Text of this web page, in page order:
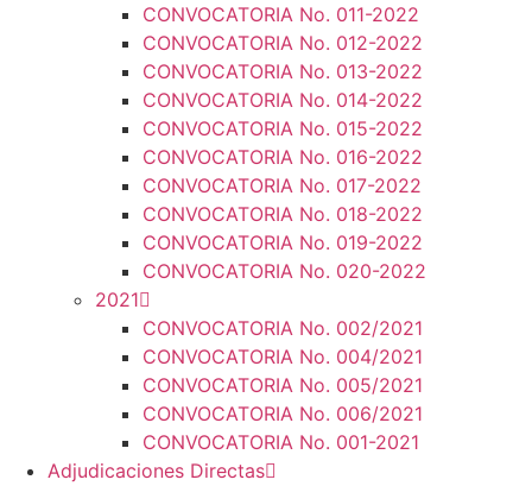
CONVOCATORIA No. 011-2022
CONVOCATORIA No. 012-2022
CONVOCATORIA No. 013-2022
CONVOCATORIA No. 014-2022
CONVOCATORIA No. 015-2022
CONVOCATORIA No. 016-2022
CONVOCATORIA No. 017-2022
CONVOCATORIA No. 018-2022
CONVOCATORIA No. 019-2022
CONVOCATORIA No. 020-2022
2021
CONVOCATORIA No. 002/2021
CONVOCATORIA No. 004/2021
CONVOCATORIA No. 005/2021
CONVOCATORIA No. 006/2021
CONVOCATORIA No. 001-2021
Adjudicaciones Directas